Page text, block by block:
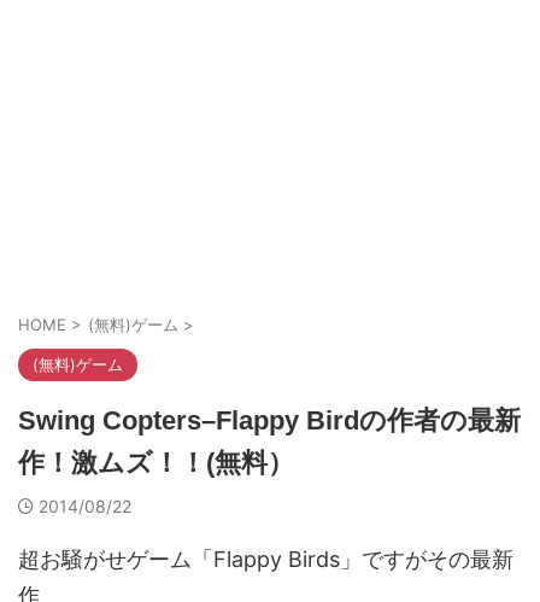
HOME > (無料)ゲーム >
(無料)ゲーム
Swing Copters–Flappy Birdの作者の最新
作！激ムズ！！(無料）
2014/08/22
超お騒がせゲーム「Flappy Birds」ですがその最新
作